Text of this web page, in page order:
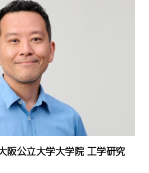
阪公立大学大学院 工学研究